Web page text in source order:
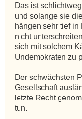
Das ist
und solange sie
hängen sehr tief
nicht
sich mit solchem
Undemokraten zu
Der schwächsten
Gesellschaft
letzte Recht
tun.